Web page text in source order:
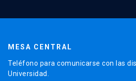
MESA CENTRAL
Teléfono para comunicarse con las
Universidad.